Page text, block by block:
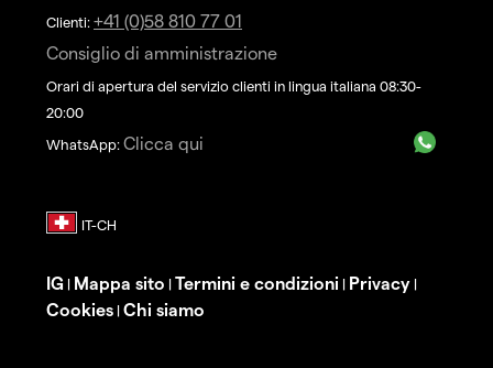
Clienti: +41 (0)58 810 77 01
Consiglio di amministrazione
Orari di apertura del servizio clienti in lingua italiana 08:30-
20:00
WhatsApp: Clicca qui
IG | Mappa sito | Termini e condizioni | Privacy |
Cookies | Chi siamo